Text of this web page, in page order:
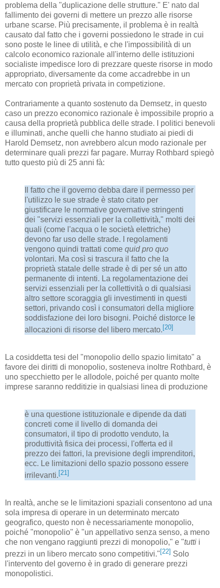
problema della "duplicazione delle strutture." E' nato dal
fallimento dei governi di mettere un prezzo alle risorse
urbane scarse. Più precisamente, il problema è in realtà
causato dal fatto che i governi possiedono le strade in cui
sono poste le linee di utilità, e che l'impossibilità di un
calcolo economico razionale all'interno delle istituzioni
socialiste impedisce loro di prezzare queste risorse in modo
appropriato, diversamente da come accadrebbe in un
mercato con proprietà privata in competizione.
Contrariamente a quanto sostenuto da Demsetz, in questo
caso un prezzo economico razionale è impossibile proprio a
causa della proprietà pubblica delle strade. I politici benevoli
e illuminati, anche quelli che hanno studiato ai piedi di
Harold Demsetz, non avrebbero alcun modo razionale per
determinare quali prezzi far pagare. Murray Rothbard spiegò
tutto questo più di 25 anni fà:
Il fatto che il governo debba dare il permesso per
l'utilizzo le sue strade è stato citato per
giustificare le normative governative stringenti
dei "servizi essenziali per la collettività," molti dei
quali (come l'acqua o le società elettriche)
devono far uso delle strade. I regolamenti
vengono quindi trattati come quid pro quo
volontari. Ma così si trascura il fatto che la
proprietà statale delle strade è di per sé un atto
permanente di intenti. La regolamentazione dei
servizi essenziali per la collettività o di qualsiasi
altro settore scoraggia gli investimenti in questi
settori, privando così i consumatori della migliore
soddisfazione dei loro bisogni. Poiché distorce le
allocazioni di risorse del libero mercato.[20]
La cosiddetta tesi del "monopolio dello spazio limitato" a
favore dei diritti di monopolio, sosteneva inoltre Rothbard, è
uno specchietto per le allodole, poiché per quanto molte
imprese saranno redditizie in qualsiasi linea di produzione
è una questione istituzionale e dipende da dati
concreti come il livello di domanda dei
consumatori, il tipo di prodotto venduto, la
produttività fisica dei processi, l'offerta ed il
prezzo dei fattori, la previsione degli imprenditori,
ecc. Le limitazioni dello spazio possono essere
irrilevanti.[21]
In realtà, anche se le limitazioni spaziali consentono ad una
sola impresa di operare in un determinato mercato
geografico, questo non è necessariamente monopolio,
poiché "monopolio" è "un appellativo senza senso, a meno
che non vengano raggiunti prezzi di monopolio," e "tutti i
prezzi in un libero mercato sono competitivi."[22] Solo
l'intervento del governo è in grado di generare prezzi
monopolistici.